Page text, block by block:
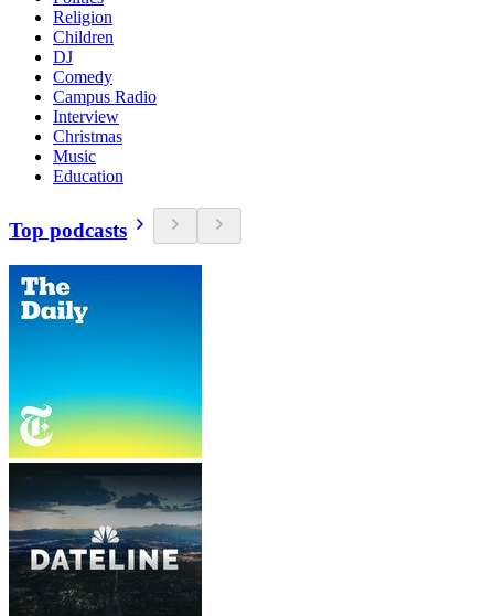
Religion
Children
DJ
Comedy
Campus Radio
Interview
Christmas
Music
Education
Top podcasts